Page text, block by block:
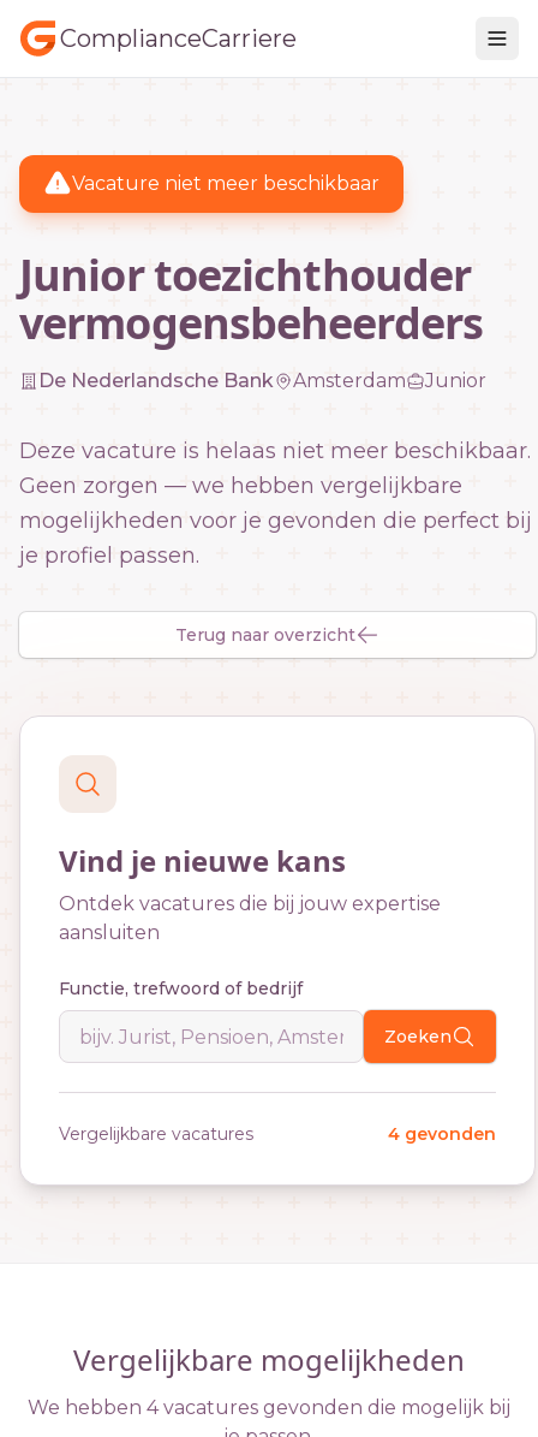
ComplianceCarriere
Vacature niet meer beschikbaar
Junior toezichthouder
vermogensbeheerders
De Nederlandsche Bank Amsterdam Junior
Deze vacature is helaas niet meer beschikbaar.
Geen zorgen — we hebben vergelijkbare
mogelijkheden voor je gevonden die perfect bij
je profiel passen.
Terug naar overzicht
Vind je nieuwe kans
Ontdek vacatures die bij jouw expertise
aansluiten
Functie, trefwoord of bedrijf
Zoeken
Vergelijkbare vacatures 4 gevonden
Vergelijkbare mogelijkheden
We hebben 4 vacatures gevonden die mogelijk bij